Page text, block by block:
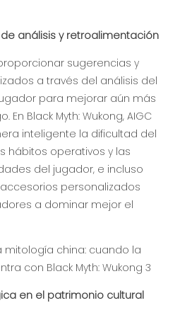
análisis y retroalimentación
sugerencias y
a través del análisis del
para mejorar aún más
Black Myth: Wukong, AIGC
inteligente la dificultad del
hábitos operativos y las
del jugador, e incluso
personalizados
a dominar mejor el
en el patrimonio cultural